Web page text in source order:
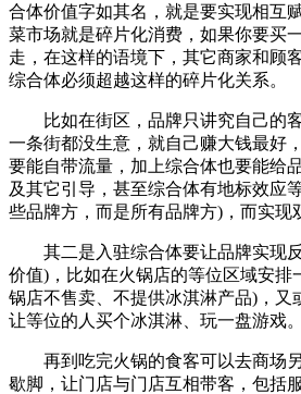
合体价值字如其名，就是要实现相互
菜市场就是碎片化消费，如果你要买
走，在这样的语境下，其它商家和顾
综合体必须超越这样的碎片化关系。
比如在街区，品牌只讲究自己的
一条街都没生意，就自己赚大钱最好
要能自带流量，加上综合体也要能给
及其它引导，甚至综合体有地标效应
些品牌方，而是所有品牌方)，而实现
其二是入驻综合体要让品牌实现
价值)，比如在火锅店的等位区域安排
锅店不售卖、不提供冰淇淋产品)，又
让等位的人买个冰淇淋、玩一盘游戏。
再到吃完火锅的食客可以去商场
歇脚，让门店与门店互相带客，包括